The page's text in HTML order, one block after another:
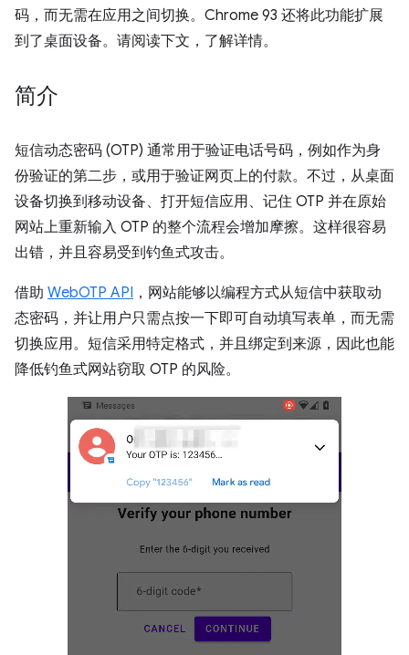
码，而无需在应用之间切换。Chrome 93 还将此功能扩展
到了桌面设备。请阅读下文，了解详情。
简介
短信动态密码 (OTP) 通常用于验证电话号码，例如作为身
份验证的第二步，或用于验证网页上的付款。不过，从桌面
设备切换到移动设备、打开短信应用、记住 OTP 并在原始
网站上重新输入 OTP 的整个流程会增加摩擦。这样很容易
出错，并且容易受到钓鱼式攻击。
借助 WebOTP API ，网站能够以编程方式从短信中获取动
态密码，并让用户只需点按一下即可自动填写表单，而无需
切换应用。短信采用特定格式，并且绑定到来源，因此也能
降低钓鱼式网站窃取 OTP 的风险。